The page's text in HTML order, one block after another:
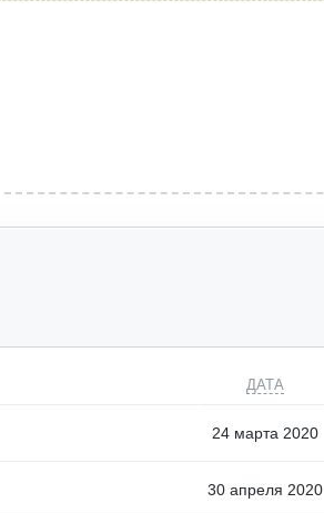
ДАТА
24 марта 2020
30 апреля 2020